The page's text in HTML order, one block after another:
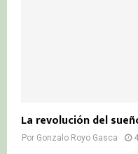
La revolución del
Por Gonzalo Royo Gasca